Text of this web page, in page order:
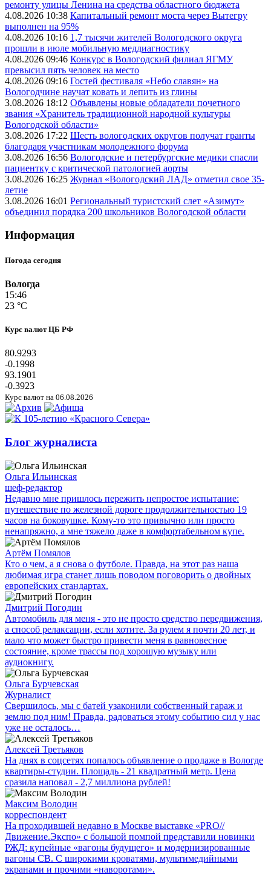
ремонту улицы Ленина на средства областного бюджета
4.08.2026 10:38 Капитальный ремонт моста через Вытегру
выполнен на 95%
4.08.2026 10:16 1,7 тысячи жителей Вологодского округа
прошли в июле мобильную меддиагностику
4.08.2026 09:46 Конкурс в Вологодский филиал ЯГМУ
превысил пять человек на место
4.08.2026 09:16 Гостей фестиваля «Небо славян» на
Вологодчине научат ковать и лепить из глины
3.08.2026 18:12 Объявлены новые обладатели почетного
звания «Хранитель традиционной народной культуры
Вологодской области»
3.08.2026 17:22 Шесть вологодских округов получат гранты
благодаря участникам молодежного форума
3.08.2026 16:56 Вологодские и петербургские медики спасли
пациентку с критической патологией аорты
3.08.2026 16:25 Журнал «Вологодский ЛАД» отметил свое 35-
летие
3.08.2026 16:01 Региональный туристский слет «Азимут»
объединил порядка 200 школьников Вологодской области
Информация
Погода сегодня
Вологда
15:46
23 °C
Курс валют ЦБ РФ
80.9293
-0.1998
93.1901
-0.3923
Курс валют на 06.08.2026
Блог журналиста
Ольга Ильинская
шеф-редактор
Недавно мне пришлось пережить непростое испытание:
путешествие по железной дороге продолжительностью 19
часов на боковушке. Кому-то это привычно или просто
ненапряжно, а мне тяжело даже в комфортабельном купе.
Артём Помялов
Кто о чем, а я снова о футболе. Правда, на этот раз наша
любимая игра станет лишь поводом поговорить о двойных
европейских стандартах.
Дмитрий Погодин
Автомобиль для меня - это не просто средство передвижения,
а способ релаксации, если хотите. За рулем я почти 20 лет, и
мало что может быстро привести меня в равновесное
состояние, кроме трассы под хорошую музыку или
аудиокнигу.
Ольга Бурчевская
Журналист
Свершилось, мы с батей узаконили собственный гараж и
землю под ним! Правда, радоваться этому событию сил у нас
уже не осталось…
Алексей Третьяков
На днях в соцсетях попалось объявление о продаже в Вологде
квартиры-студии. Площадь - 21 квадратный метр. Цена
сразила наповал - 2,7 миллиона рублей!
Максим Володин
корреспондент
На проходившей недавно в Мос­кве выставке «PRO//
Движение.Экспо» с большой помпой представили новинки
РЖД: купейные «вагоны будущего» и модернизированные
вагоны СВ. С широкими кроватями, мультимедийными
экранами и прочими «наворотами».